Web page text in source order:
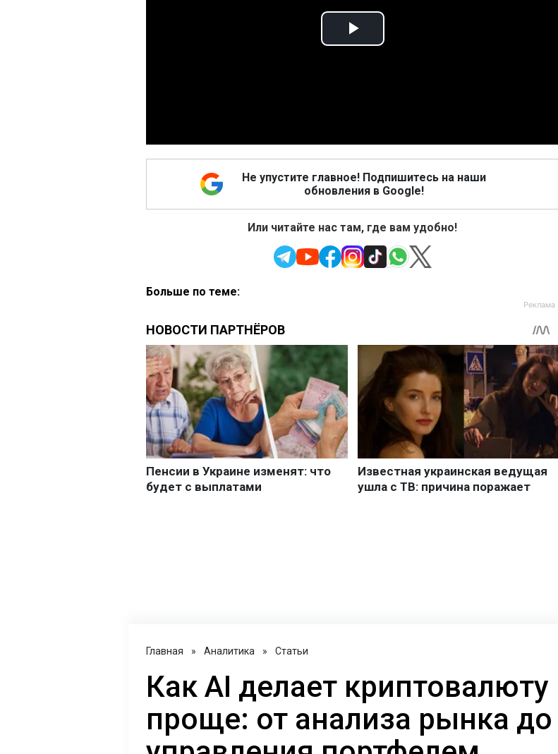
Play
Не упустите главное! Подпишитесь на наши
обновления в Google!
Или читайте нас там, где вам удобно!
Больше по теме:
Главная » Аналитика » Статьи
Как AI делает криптовалюту
проще: от анализа рынка до